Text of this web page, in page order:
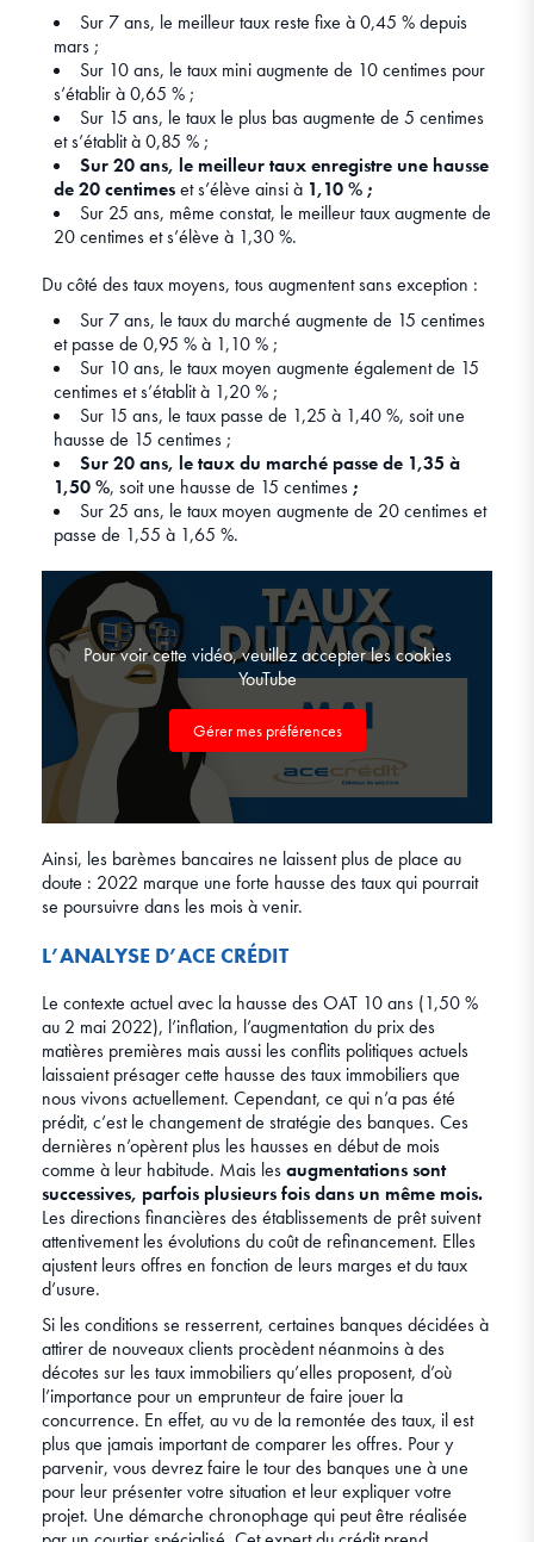
Sur 7 ans, le meilleur taux reste fixe à 0,45 % depuis
mars ;
Sur 10 ans, le taux mini augmente de 10 centimes pour
s’établir à 0,65 % ;
Sur 15 ans, le taux le plus bas augmente de 5 centimes
et s’établit à 0,85 % ;
Sur 20 ans, le meilleur taux enregistre une hausse
de 20 centimeset s’élève ainsi à 1,10 % ;
Sur 25 ans, même constat, le meilleur taux augmente de
20 centimes et s’élève à 1,30 %.
Du côté des taux moyens, tous augmentent sans exception :
Sur 7 ans, le taux du marché augmente de 15 centimes
et passe de 0,95 % à 1,10 % ;
Sur 10 ans, le taux moyen augmente également de 15
centimes et s’établit à 1,20 % ;
Sur 15 ans, le taux passe de 1,25 à 1,40 %, soit une
hausse de 15 centimes ;
Sur 20 ans, le taux du marché passe de 1,35 à
1,50 %, soit une hausse de 15 centimes ;
Sur 25 ans, le taux moyen augmente de 20 centimes et
passe de 1,55 à 1,65 %.
Pour voir cette vidéo, veuillez accepter les cookies
YouTube
Gérer mes préférences
Ainsi, les barèmes bancaires ne laissent plus de place au
doute : 2022 marque une forte hausse des taux qui pourrait
se poursuivre dans les mois à venir.
L’ANALYSE D’ACE CRÉDIT
Le contexte actuel avec la hausse des OAT 10 ans (1,50 %
au 2 mai 2022), l’inflation, l’augmentation du prix des
matières premières mais aussi les conflits politiques actuels
laissaient présager cette hausse des taux immobiliers que
nous vivons actuellement. Cependant, ce qui n’a pas été
prédit, c’est le changement de stratégie des banques. Ces
dernières n’opèrent plus les hausses en début de mois
comme à leur habitude. Mais lesaugmentations sont
successives, parfois plusieurs fois dans un même mois.
Les directions financières des établissements de prêt suivent
attentivement les évolutions du coût de refinancement. Elles
ajustent leurs offres en fonction de leurs marges et du taux
d’usure.
Si les conditions se resserrent, certaines banques décidées à
attirer de nouveaux clients procèdent néanmoins à des
décotes sur les taux immobiliers qu’elles proposent, d’où
l’importance pour un emprunteur de faire jouer la
concurrence. En effet, au vu de la remontée des taux, il est
plus que jamais important de comparer les offres. Pour y
parvenir, vous devrez faire le tour des banques une à une
pour leur présenter votre situation et leur expliquer votre
projet. Une démarche chronophage qui peut être réalisée